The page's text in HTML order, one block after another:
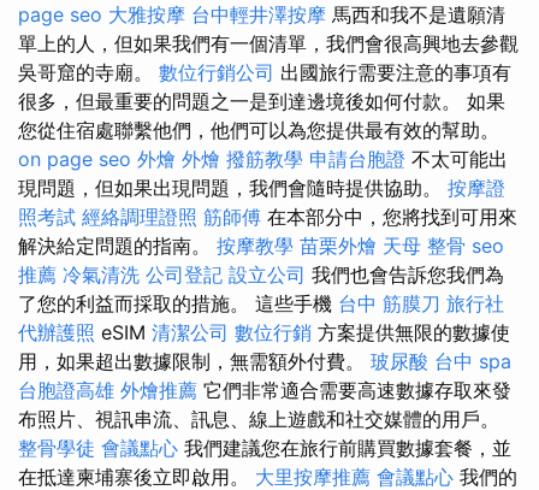
page seo 大雅按摩 台中輕井澤按摩 馬西和我不是遺願清
單上的人，但如果我們有一個清單，我們會很高興地去參觀
吳哥窟的寺廟。 數位行銷公司 出國旅行需要注意的事項有
很多，但最重要的問題之一是到達邊境後如何付款。 如果
您從住宿處聯繫他們，他們可以為您提供最有效的幫助。
on page seo 外燴 外燴 撥筋教學 申請台胞證 不太可能出
現問題，但如果出現問題，我們會隨時提供協助。 按摩證
照考試 經絡調理證照 筋師傅 在本部分中，您將找到可用來
解決給定問題的指南。 按摩教學 苗栗外燴 天母 整骨 seo
推薦 冷氣清洗 公司登記 設立公司 我們也會告訴您我們為
了您的利益而採取的措施。 這些手機 台中 筋膜刀 旅行社
代辦護照 eSIM 清潔公司 數位行銷 方案提供無限的數據使
用，如果超出數據限制，無需額外付費。 玻尿酸 台中 spa
台胞證高雄 外燴推薦 它們非常適合需要高速數據存取來發
布照片、視訊串流、訊息、線上遊戲和社交媒體的用戶。
整骨學徒 會議點心 我們建議您在旅行前購買數據套餐，並
在抵達柬埔寨後立即啟用。 大里按摩推薦 會議點心 我們的